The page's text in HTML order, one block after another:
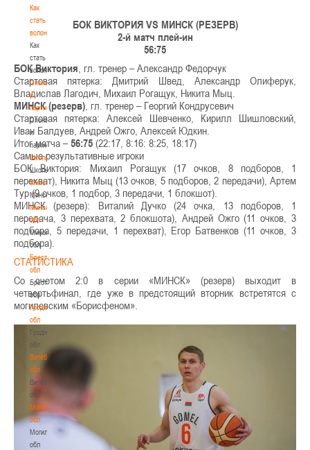
Как
стать
волонтером
Как
стать
волонтером
Спонсоры
и
партнеры
Спонсоры
и
партнеры
Школы
Школы
Минск
Минск
Минская
обл
Минская
обл
Брестская
обл
Брестская
обл
Гродненская
обл
Гродненская
обл
Витебская
обл
Витебская
обл
Могилевская
обл
Могилевская
обл
БОК ВИКТОРИЯ VS МИНСК (РЕЗЕРВ)
2-й матч плей-ин
56:75
БОК Виктория , гл. тренер – Александр Федорчук
Стартовая пятерка: Дмитрий Швед, Александр Олиферук,
Владислав Лагодич, Михаил Рогащук, Никита Мыц.
МИНСК (резерв) , гл. тренер – Георгий Кондрусевич
Стартовая пятерка: Алексей Шевченко, Кирилл Шишловский,
Иван Балдуев, Андрей Ожго, Алексей Юдкин.
Итог матча –56:75 (22:17, 8:16: 8:25, 18:17)
Самые результативные игроки
БОК Виктория: Михаил Рогащук (17 очков, 8 подборов, 1
перехват), Никита Мыц (13 очков, 5 подборов, 2 передачи), Артем
Тур (9 очков, 1 подбор, 3 передачи, 1 блокшот).
МИНСК (резерв): Виталий Дучко (24 очка, 13 подборов, 1
передача, 3 перехвата, 2 блокшота), Андрей Ожго (11 очков, 3
подбора, 5 передачи, 1 перехват), Егор Батвенков (11 очков, 3
подбора).
СТАТИСТИКА
Со счетом 2:0 в серии «МИНСК» (резерв) выходит в
четвертьфинал, где уже в предстоящий вторник встретятся с
могилевским «Борисфеном».